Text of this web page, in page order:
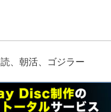
、朝活、ゴジラー